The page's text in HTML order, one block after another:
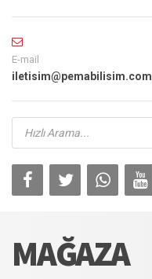
E-mail
iletisim@pemabilisim.com
Products
search
MAĞAZA